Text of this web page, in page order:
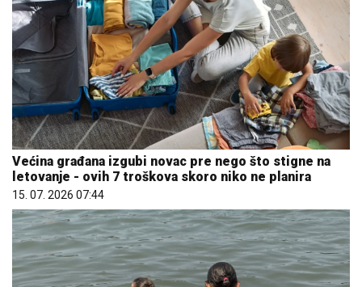
Većina građana izgubi novac pre nego što stigne na
letovanje - ovih 7 troškova skoro niko ne planira
15. 07. 2026 07:44